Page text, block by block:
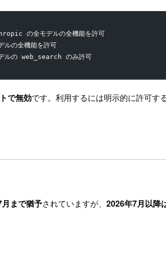
モデルの全機能を許可
全機能を許可
の web_search のみ許可
で無効です。利用するには明示的に許可す
まで猶予されていますが、 2026年7月以降